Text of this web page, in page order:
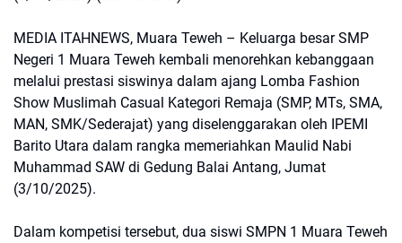
MEDIA ITAHNEWS, Muara Teweh – Keluarga besar SMP
Negeri 1 Muara Teweh kembali menorehkan kebanggaan
melalui prestasi siswinya dalam ajang Lomba Fashion
Show Muslimah Casual Kategori Remaja (SMP, MTs, SMA,
MAN, SMK/Sederajat) yang diselenggarakan oleh IPEMI
Barito Utara dalam rangka memeriahkan Maulid Nabi
Muhammad SAW di Gedung Balai Antang, Jumat
(3/10/2025).
Dalam kompetisi tersebut, dua siswi SMPN 1 Muara Teweh